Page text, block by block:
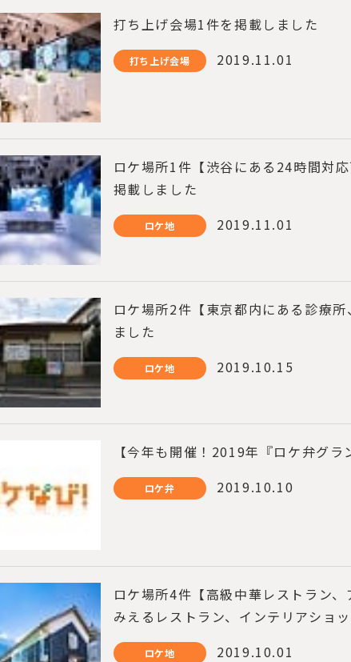
打ち上げ会場1件を掲載しました
打ち上げ会場 2019.11.01
ロケ場所1件【渋谷にある24時間対
掲載しました
ロケ地 2019.11.01
ロケ場所2件【東京都内にある診療
ました
ロケ地 2019.10.15
【今年も開催！2019年『ロケ弁グラ
ロケ弁 2019.10.10
ロケ場所4件【高級中華レストラン
みえるレストラン、インテリアショ
ロケ地 2019.10.01